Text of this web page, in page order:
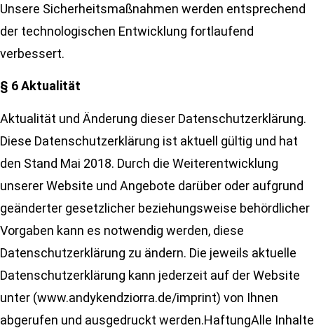
Unsere Sicherheitsmaßnahmen werden entsprechend
der technologischen Entwicklung fortlaufend
verbessert.
§ 6 Aktualität
Aktualität und Änderung dieser Datenschutzerklärung.
Diese Datenschutzerklärung ist aktuell gültig und hat
den Stand Mai 2018. Durch die Weiterentwicklung
unserer Website und Angebote darüber oder aufgrund
geänderter gesetzlicher beziehungsweise behördlicher
Vorgaben kann es notwendig werden, diese
Datenschutzerklärung zu ändern. Die jeweils aktuelle
Datenschutzerklärung kann jederzeit auf der Website
unter (www.andykendziorra.de/imprint) von Ihnen
abgerufen und ausgedruckt werden.HaftungAlle Inhalte